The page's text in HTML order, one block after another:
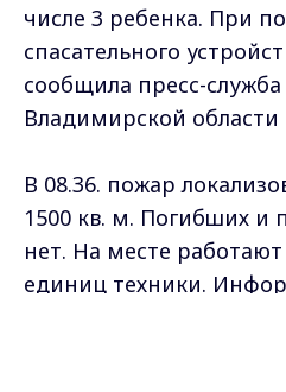
числе 3 ребенка. При
спасательного
сообщила пресс-
Владимирской области
В 08.36. пожар
1500 кв. м. Погибших и
нет. На месте работают
единиц техники.